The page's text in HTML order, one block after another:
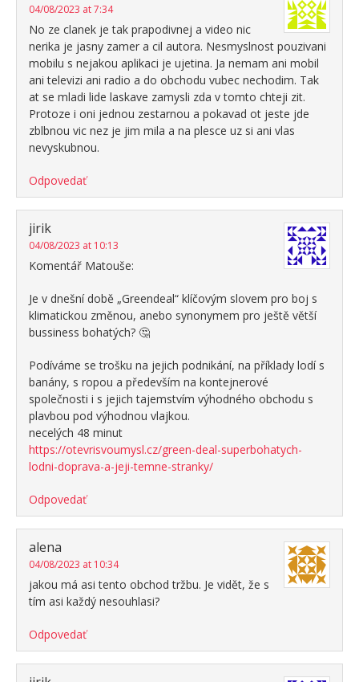
04/08/2023 at 7:34
No ze clanek je tak prapodivnej a video nic
nerika je jasny zamer a cil autora. Nesmyslnost pouzivani
mobilu s nejakou aplikaci je ujetina. Ja nemam ani mobil
ani televizi ani radio a do obchodu vubec nechodim. Tak
at se mladi lide laskave zamysli zda v tomto chteji zit.
Protoze i oni jednou zestarnou a pokavad ot jeste jde
zblbnou vic nez je jim mila a na plesce uz si ani vlas
nevyskubnou.
Odpovedať
jirik
04/08/2023 at 10:13
Komentář Matouše:
Je v dnešní době „Greendeal“ klíčovým slovem pro boj s
klimatickou změnou, anebo synonymem pro ještě větší
bussiness bohatých? 🤔
Podíváme se trošku na jejich podnikání, na příklady lodí s
banány, s ropou a především na kontejnerové
společnosti i s jejich tajemstvím výhodného obchodu s
plavbou pod výhodnou vlajkou.
necelých 48 minut
https://otevrisvoumysl.cz/green-deal-superbohatych-
lodni-doprava-a-jeji-temne-stranky/
Odpovedať
alena
04/08/2023 at 10:34
jakou má asi tento obchod tržbu. Je vidět, že s
tím asi každý nesouhlasi?
Odpovedať